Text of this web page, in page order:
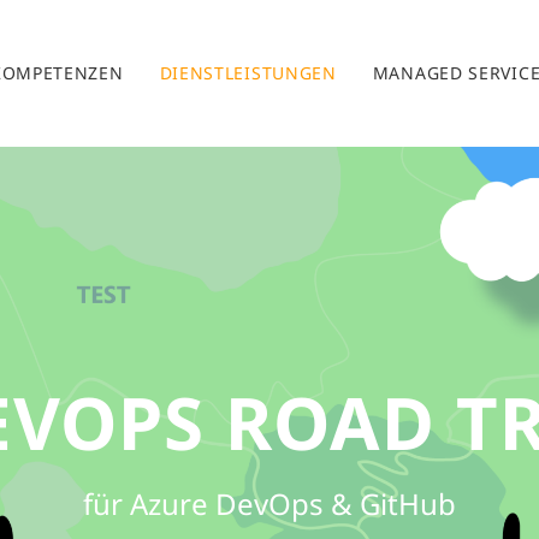
DIENSTLEISTUNGEN MANAGED
ROAD
für Azure DevOps & GitHub